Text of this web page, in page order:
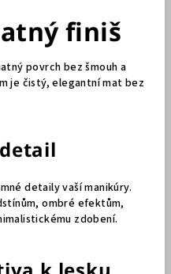
finiš
povrch bez šmouh a
je čistý, elegantní mat bez
detaily vaší manikúry.
ombré efektům,
zdobení.